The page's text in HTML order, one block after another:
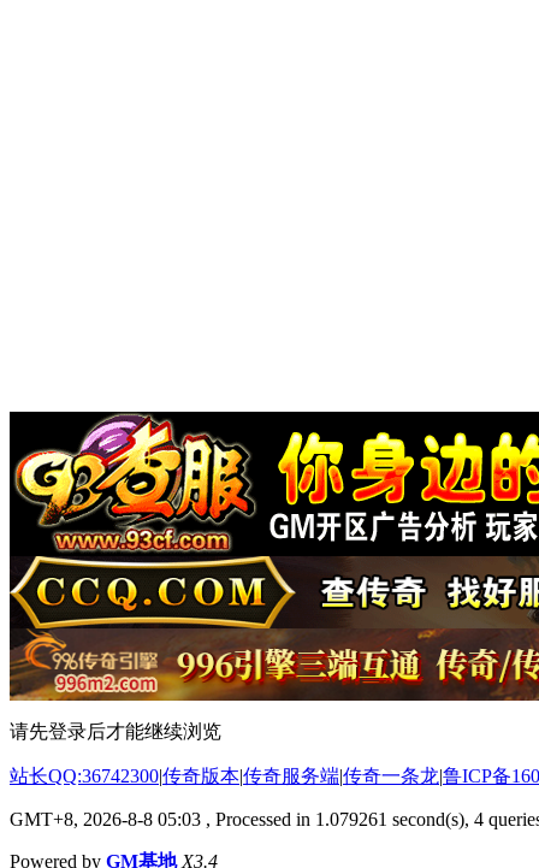
请先登录后才能继续浏览
站长QQ:36742300|传奇版本|传奇服务端|传奇一条龙|鲁ICP备
GMT+8, 2026-8-8 05:03 , Processed in 1.079261 second(s), 4
Powered by GM基地 X3.4